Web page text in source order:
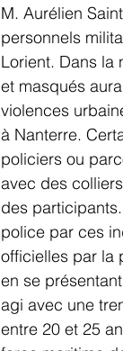
M. Aurélien
personnels
Lorient. Dans la
et masqués
violences
à Nanterre.
policiers ou
avec des
des participants.
police par ces
officielles par la
en se
agi avec une
entre 20 et 25